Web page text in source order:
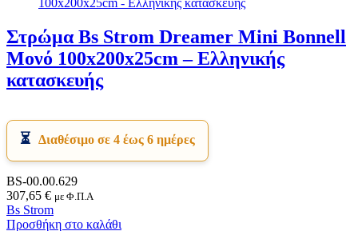
Στρώμα Bs Strom Dreamer Mini Bonnell
Μονό 100x200x25cm – Ελληνικής
κατασκευής
Διαθέσιμο σε 4 έως 6 ημέρες
BS-00.00.629
307,65 € με Φ.Π.Α
Bs Strom
Προσθήκη στο καλάθι